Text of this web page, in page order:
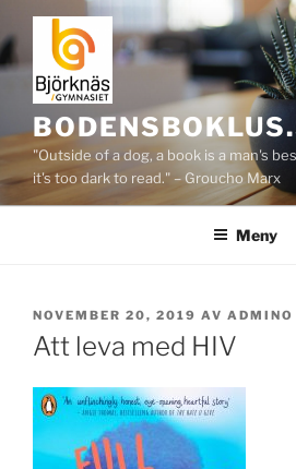
Hoppa
till
innehåll
"Outside of a dog, a book is a man's
it's too dark to read." – Groucho Marx
Meny
PUBLICERAT
NOVEMBER 20, 2019 AV ADMINO
Att leva med HIV